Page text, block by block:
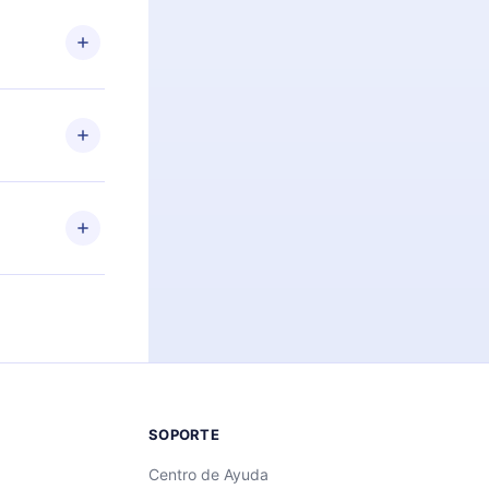
el
de
más de
leer o
iOS,
momento
SOPORTE
Centro de Ayuda